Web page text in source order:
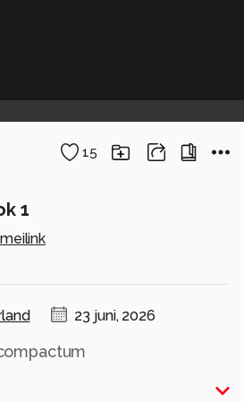
15
1
23 juni, 2026